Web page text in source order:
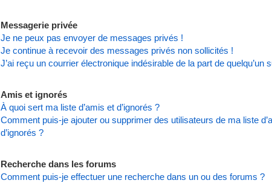
Messagerie privée
Je ne peux pas envoyer de messages privés !
Je continue à recevoir des messages privés non sollicités !
J’ai reçu un courrier électronique indésirable de la part de quelqu’un
Amis et ignorés
À quoi sert ma liste d’amis et d’ignorés ?
Comment puis-je ajouter ou supprimer des utilisateurs de ma liste
d’ignorés ?
Recherche dans les forums
Comment puis-je effectuer une recherche dans un ou des forums ?